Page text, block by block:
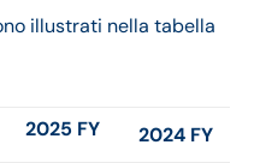
illustrati nella tabella
2025 FY 2024 FY